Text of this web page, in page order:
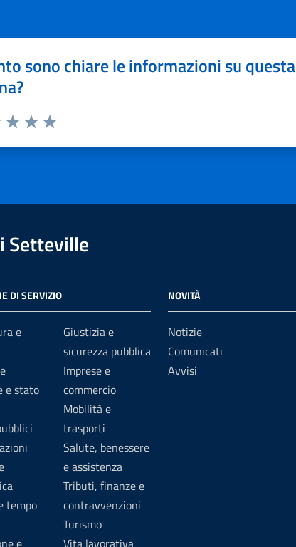
sono chiare le informazioni su questa
Setteville
DI SERVIZIO
e
e stato
tempo
e
Giustizia e
sicurezza pubblica
Imprese e
commercio
Mobilità e
trasporti
Salute, benessere
e assistenza
Tributi, finanze e
contravvenzioni
Turismo
Vita lavorativa
NOVITÀ
Notizie
Comunicati
Avvisi